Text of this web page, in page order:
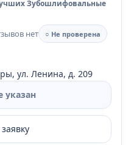
Зубошлифовальные
нет
○ Не проверена
ул. Ленина, д. 209
указан